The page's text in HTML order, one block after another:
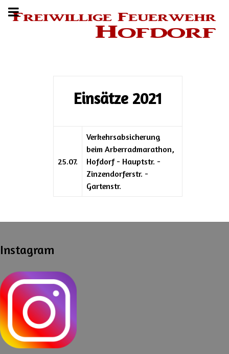
Einsätze 2021
25.07.
Verkehrsabsicherung
beim Arberradmarathon,
Hofdorf - Hauptstr. -
Zinzendorferstr. -
Gartenstr.
Instagram